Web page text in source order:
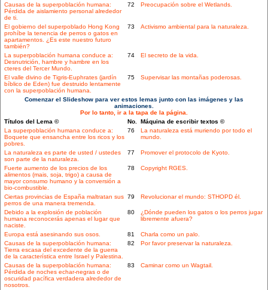
Causas de la superpoblación humana:
Pérdida de aislamiento personal alrededor
de ti.
72 Preocupación sobre el Wetlands.
El gobierno del superpoblado Hong Kong
prohíbe la tenencia de perros o gatos en
apartamentos. ¿Es este nuestro futuro
también?
73 Activismo ambiental para la naturaleza.
La superpoblación humana conduce a:
Desnutrición, hambre y hambre en los
cteres del Tercer Mundo.
74 El secreto de la vida.
El valle divino de Tigris-Euphrates (jardín
bíblico de Eden) fue destruido lentamente
con la superpoblación humana.
75 Supervisar las montañas poderosas.
Comenzar el Slideshow para ver estos lemas junto con las imágenes y las
animaciones.
Por lo tanto, ir a la tapa de la página.
Títulos del Lema ©
No. Máquina de escribir textos ©
La superpoblación humana conduce a:
Boquete que ensancha entre los ricos y los
pobres.
76
La naturaleza está muriendo por todo el
mundo.
La naturaleza es parte de usted / ustedes
son parte de la naturaleza.
77 Promover el protocolo de Kyoto.
Fuerte aumento de los precios de los
alimentos (mais, soja, trigo) a causa de
mayor consumo humano y la conversión a
bio-combustible.
78 Copyright RGES.
Ciertas provincias de España maltratan sus
perros de una manera tremenda.
79 Revolucionar el mundo: STHOPD él.
Debido a la explosión de población
humana reconocerás apenas el lugar que
naciste.
80
¿Dónde pueden los gatos o los perros jugar
libremente afuera?
Europa está asesinando sus osos. 81
Charla como un palo.
Causas de la superpoblación humana:
Tierra escasa del excedente de la guerra
de la característica entre Israel y Palestina.
82 Por favor preservar la naturaleza.
Causas de la superpoblación humana:
Pérdida de noches echar-negras o de
oscuridad pacífica verdadera alrededor de
nosotros.
83 Caminar como un Wagtail.